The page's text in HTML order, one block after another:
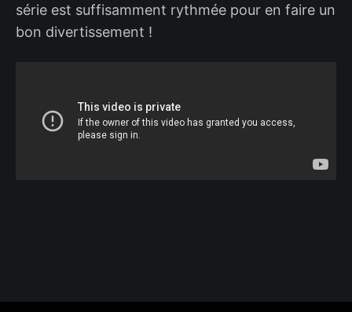
série est suffisamment rythmée pour en faire un
bon divertissement !